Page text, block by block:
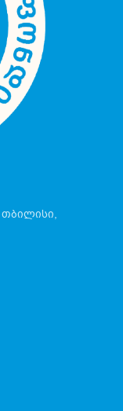
თბილისი,